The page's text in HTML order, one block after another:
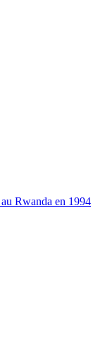
Rwanda en 1994